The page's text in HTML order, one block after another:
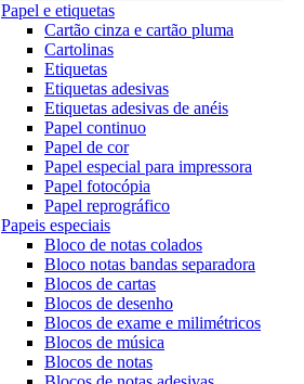
Papel e etiquetas
Cartão cinza e cartão pluma
Cartolinas
Etiquetas
Etiquetas adesivas
Etiquetas adesivas de anéis
Papel continuo
Papel de cor
Papel especial para impressora
Papel fotocópia
Papel reprográfico
Papeis especiais
Bloco de notas colados
Bloco notas bandas separadora
Blocos de cartas
Blocos de desenho
Blocos de exame e milimétricos
Blocos de música
Blocos de notas